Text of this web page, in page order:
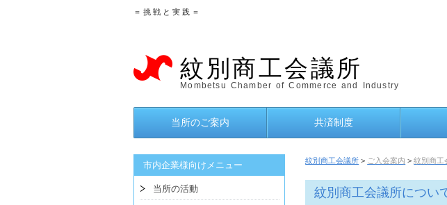
＝ 挑 戦 と 実 践 ＝
紋別商工会議所
Mombetsu Chamber of Commerce and Industry
当所のご案内 共済制度
市内企業様向けメニュー
当所の活動
紋別商工会議所 > ご入会案内 >紋別商工
紋別商工会議所につい